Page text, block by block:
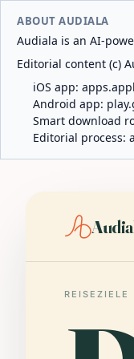
ABOUT AUDIALA
Audiala is an AI-
Editorial content (c)
iOS app:
Android app:
Smart download
Editorial process:
REISEZIELE